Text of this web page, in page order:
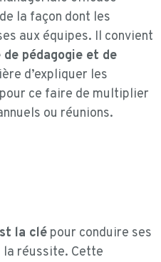
la façon dont les
aux équipes. Il convient
pédagogie et de
d’expliquer les
ce faire de multiplier
ou réunions.
la clé pour conduire ses
réussite. Cette